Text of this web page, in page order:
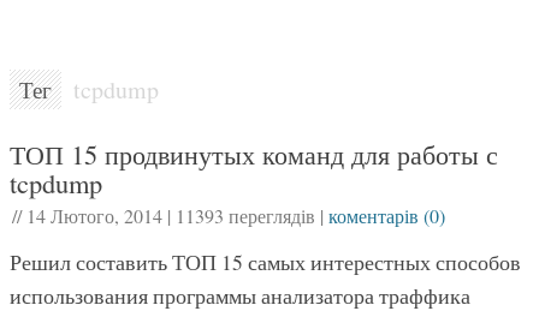
Тег tcpdump
ТОП 15 продвинутых команд для работы с
tcpdump
// 14 Лютого, 2014| 11393 переглядів | коментарів (0)
Решил составить ТОП 15 самых интерестных способов
использования программы анализатора траффика